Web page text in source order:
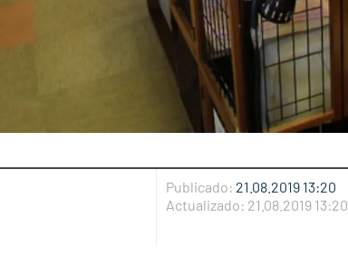
Publicado: 21.08.2019 13:20
Actualizado: 21.08.2019 13:20